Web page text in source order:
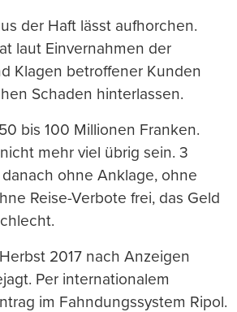
der Haft lässt aufhorchen.
laut Einvernahmen der
Klagen betroffener Kunden
Schaden hinterlassen.
bis 100 Millionen Franken.
mehr viel übrig sein. 3
ohne Anklage, ohne
Reise-Verbote frei, das Geld
2017 nach Anzeigen
Per internationalem
im Fahndungssystem Ripol.